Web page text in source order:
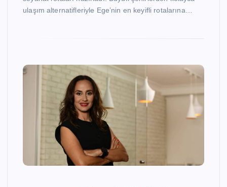
ulaşım alternatifleriyle Ege’nin en keyifli rotalarına…